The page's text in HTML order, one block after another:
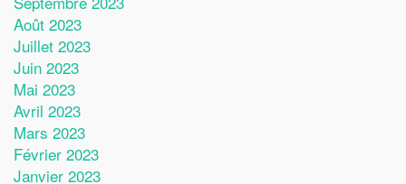
Août 2023
Juillet 2023
Juin 2023
Mai 2023
Avril 2023
Mars 2023
Février 2023
Janvier 2023